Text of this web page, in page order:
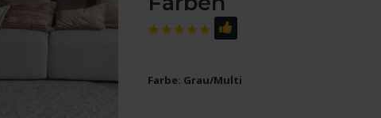
Farbe: Grau/Multi